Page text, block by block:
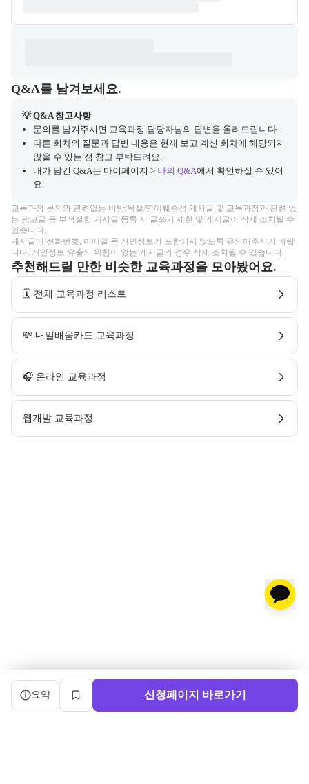
Q&A
캠프 관련 질문과 답변 목록을 확인하고, 질문을 작성할 수 있다.
Q&A를 남겨보세요.
💡 Q&A 참고사항
문의를 남겨주시면 교육과정 담당자님의 답변을 올려드립니다.
다른 회차의 질문과 답변 내용은 현재 보고 계신 회차에 해당되지
않을 수 있는 점 참고 부탁드려요.
내가 남긴 Q&A는 마이페이지 > 나의 Q&A에서 확인하실 수 있어
요.
교육과정 문의와 관련없는 비방/욕설/명예훼손성 게시글 및 교육과정과 관련 없
는 광고글 등 부적절한 게시글 등록 시 글쓰기 제한 및 게시글이 삭제 조치될 수
있습니다.
게시글에 전화번호, 이메일 등 개인정보가 포함되지 않도록 유의해주시기 바랍
니다. 개인정보 유출의 위험이 있는 게시글의 경우 삭제 조치될 수 있습니다.
추천해드릴 만한 비슷한 교육과정을 모아봤어요.
🗓️ 전체 교육과정 리스트
💸 내일배움카드 교육과정
🎧 온라인 교육과정
웹개발 교육과정
캠프 요약 정보와 상세 도우미, 북마크, 신청 버튼을 제공한다.
요약
북마크 신청페이지 바로가기